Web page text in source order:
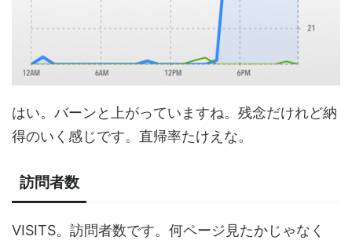
はい。バーンと上がっていますね。残念だけれど納
得のいく感じです。直帰率たけえな。
訪問者数
VISITS。訪問者数です。何ページ見たかじゃなく